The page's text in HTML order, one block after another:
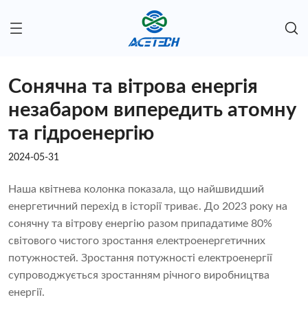
Сонячна та вітрова енергія
незабаром випередить атомну
та гідроенергію
2024-05-31
Наша квітнева колонка показала, що найшвидший
енергетичний перехід в історії триває. До 2023 року на
сонячну та вітрову енергію разом припадатиме 80%
світового чистого зростання електроенергетичних
потужностей. Зростання потужності електроенергії
супроводжується зростанням річного виробництва
енергії.